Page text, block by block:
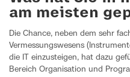
am meisten
Die Chance, neben dem sehr
Vermessungswesens
die IT einzusteigen, hat dazu
Bereich Organisation und